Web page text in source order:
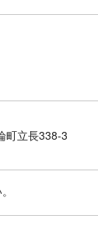
町立長338-3